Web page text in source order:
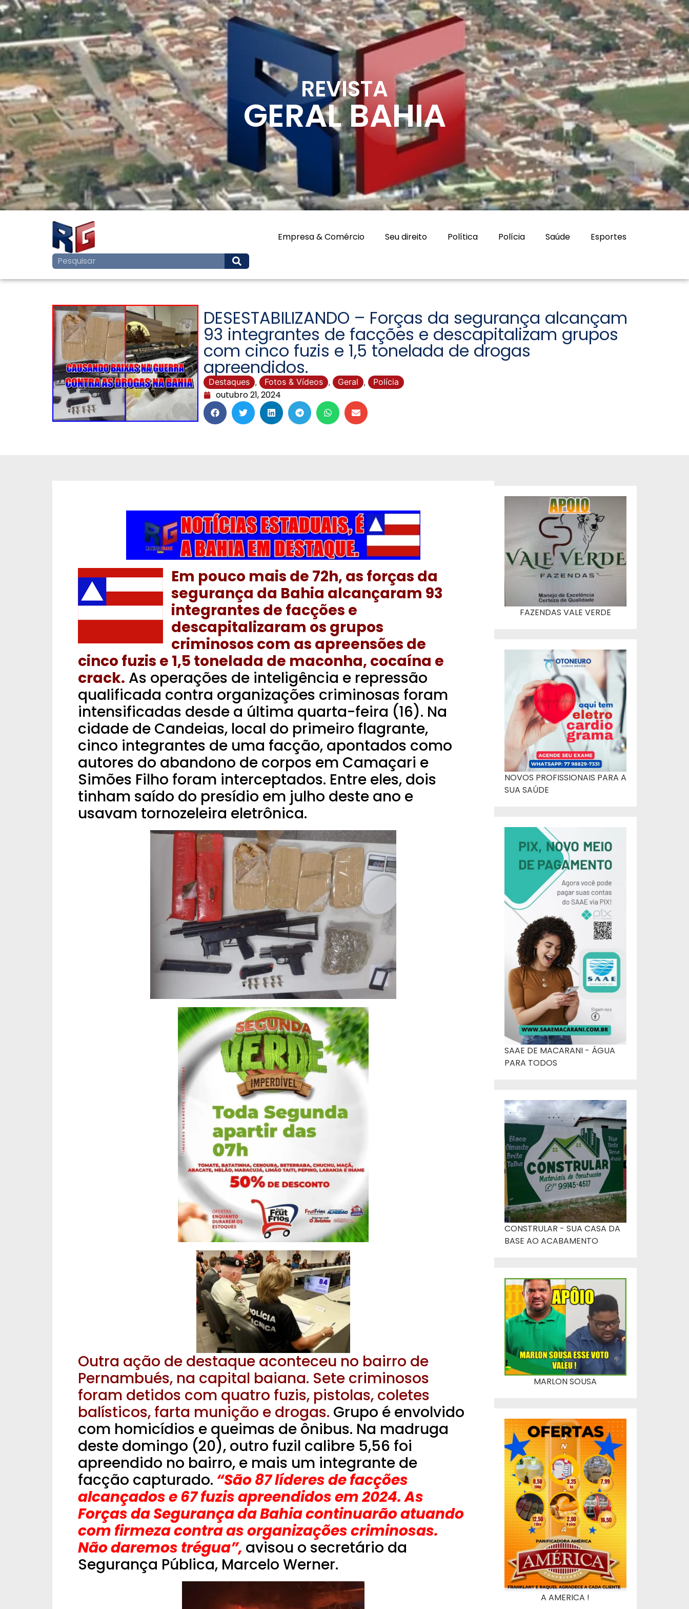
REVISTA
GERAL BAHIA
Empresa & Comércio Seu direito Política Polícia Saúde Esportes
DESESTABILIZANDO – Forças da segurança alcançam
93 integrantes de facções e descapitalizam grupos
com cinco fuzis e 1,5 tonelada de drogas
apreendidos.
Destaques , Fotos & Vídeos , Geral , Polícia
outubro 21, 2024
Em pouco mais de 72h, as forças da
segurança da Bahia alcançaram 93
integrantes de facções e
descapitalizaram os grupos
criminosos com as apreensões de
cinco fuzis e 1,5 tonelada de maconha, cocaína e
crack. As operações de inteligência e repressão
qualificada contra organizações criminosas foram
intensificadas desde a última quarta-feira (16). Na
cidade de Candeias, local do primeiro flagrante,
cinco integrantes de uma facção, apontados como
autores do abandono de corpos em Camaçari e
Simões Filho foram interceptados. Entre eles, dois
tinham saído do presídio em julho deste ano e
usavam tornozeleira eletrônica.
Outra ação de destaque aconteceu no bairro de
Pernambués, na capital baiana. Sete criminosos
foram detidos com quatro fuzis, pistolas, coletes
balísticos, farta munição e drogas. Grupo é envolvido
com homicídios e queimas de ônibus. Na madruga
deste domingo (20), outro fuzil calibre 5,56 foi
apreendido no bairro, e mais um integrante de
facção capturado. “São 87 líderes de facções
alcançados e 67 fuzis apreendidos em 2024. As
Forças da Segurança da Bahia continuarão atuando
com firmeza contra as organizações criminosas.
Não daremos trégua”, avisou o secretário da
Segurança Pública, Marcelo Werner.
FAZENDAS VALE VERDE
NOVOS PROFISSIONAIS PARA A
SUA SAÚDE
SAAE DE MACARANI - ÁGUA
PARA TODOS
CONSTRULAR - SUA CASA DA
BASE AO ACABAMENTO
MARLON SOUSA
A AMERICA !